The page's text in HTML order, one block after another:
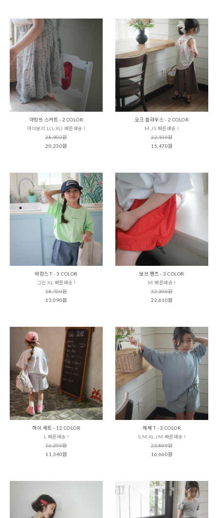
아망뜨 스커트 - 2 COLOR
아이보리 L(L-XL) 빠른배송 !
28,900원
20,230원
오크 블라우스 - 2 COLOR
M,JS 빠른배송 !
22,100원
15,470원
바캉스 T - 3 COLOR
그린 XL 빠른배송 !
18,700원
13,090원
보브 팬츠 - 3 COLOR
M 빠른배송 !
32,300원
22,610원
하이 세트 - 12 COLOR
L 빠른배송 !
16,200원
11,340원
제제 T - 2 COLOR
S,M,XL,JM 빠른배송 !
23,800원
16,660원